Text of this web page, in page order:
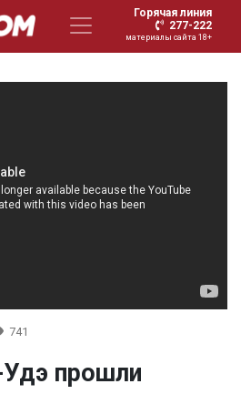
Горячая линия
277-222
материалы сайта 18+
741
прошли